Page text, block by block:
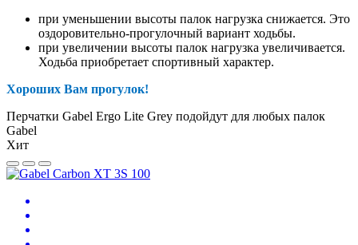
при уменьшении высоты палок нагрузка снижается. Это
оздоровительно-прогулочный вариант ходьбы.
при увеличении высоты палок нагрузка увеличивается.
Ходьба приобретает спортивный характер.
Хороших Вам прогулок!
Перчатки Gabel Ergo Lite Grey подойдут для любых палок
Gabel
Хит